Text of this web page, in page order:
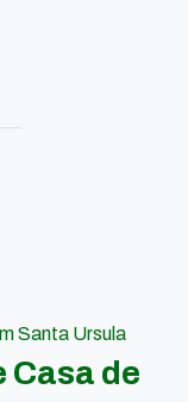
Santa Ursula
de